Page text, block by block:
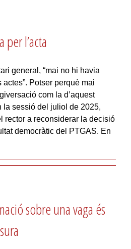
per l’acta
general, “mai no hi havia
Potser perquè mai
com la d’aquest
la sessió del juliol de 2025,
rector a reconsiderar la decisió
democràtic del PTGAS. En
sobre una vaga és